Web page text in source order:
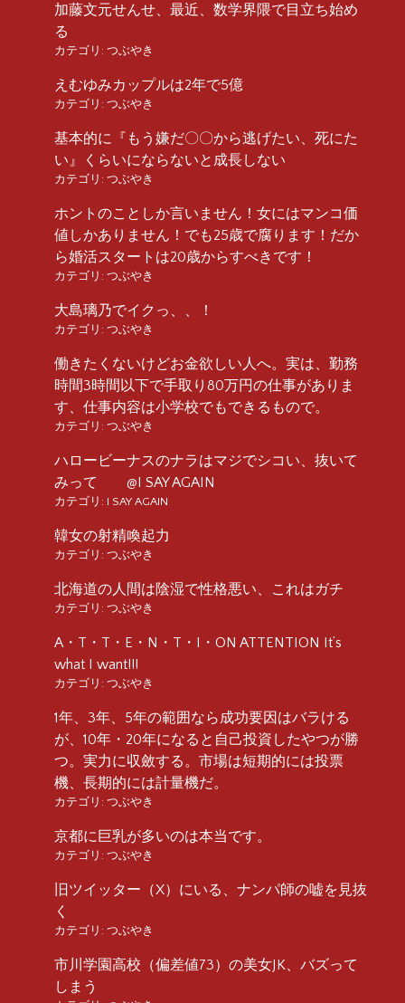
加藤文元せんせ、最近、数学界隈で目立ち始め
る
カテゴリ: つぶやき
えむゆみカップルは2年で5億
カテゴリ: つぶやき
基本的に『もう嫌だ〇〇から逃げたい、死にた
い』くらいにならないと成長しない
カテゴリ: つぶやき
ホントのことしか言いません！女にはマンコ価
値しかありません！でも25歳で腐ります！だか
ら婚活スタートは20歳からすべきです！
カテゴリ: つぶやき
大島璃乃でイクっ、、！
カテゴリ: つぶやき
働きたくないけどお金欲しい人へ。実は、勤務
時間3時間以下で手取り80万円の仕事がありま
す、仕事内容は小学校でもできるもので。
カテゴリ: つぶやき
ハロービーナスのナラはマジでシコい、抜いて
みって @I SAY AGAIN
カテゴリ: I SAY AGAIN
韓女の射精喚起力
カテゴリ: つぶやき
北海道の人間は陰湿で性格悪い、これはガチ
カテゴリ: つぶやき
A・T・T・E・N・T・I・ON ATTENTION It’s
what I want!!!
カテゴリ: つぶやき
1年、3年、5年の範囲なら成功要因はバラける
が、10年・20年になると自己投資したやつが勝
つ。実力に収斂する。市場は短期的には投票
機、長期的には計量機だ。
カテゴリ: つぶやき
京都に巨乳が多いのは本当です。
カテゴリ: つぶやき
旧ツイッター（X）にいる、ナンパ師の嘘を見抜
く
カテゴリ: つぶやき
市川学園高校（偏差値73）の美女JK、バズって
しまう